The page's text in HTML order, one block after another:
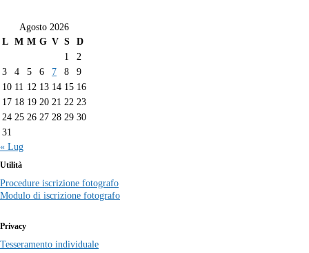
Agosto 2026
L M M G V S
D
1
2
3
4 5 6 7 8
9
10 11 12 13 14 15 16
17 18 19 20 21 22 23
24 25 26 27 28 29 30
31
« Lug
Utilità
Procedure iscrizione fotografo
Modulo di iscrizione fotografo
Privacy
Tesseramento individuale